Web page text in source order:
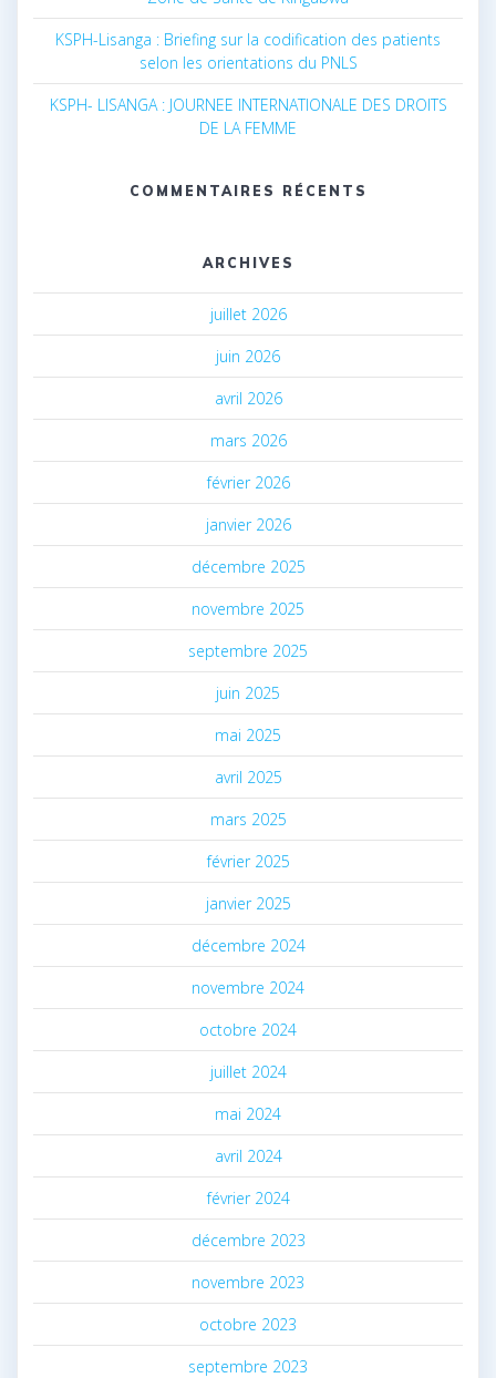
KSPH-Lisanga : Briefing sur la codification des patients
selon les orientations du PNLS
KSPH- LISANGA : JOURNEE INTERNATIONALE DES DROITS
DE LA FEMME
COMMENTAIRES RÉCENTS
ARCHIVES
juillet 2026
juin 2026
avril 2026
mars 2026
février 2026
janvier 2026
décembre 2025
novembre 2025
septembre 2025
juin 2025
mai 2025
avril 2025
mars 2025
février 2025
janvier 2025
décembre 2024
novembre 2024
octobre 2024
juillet 2024
mai 2024
avril 2024
février 2024
décembre 2023
novembre 2023
octobre 2023
septembre 2023